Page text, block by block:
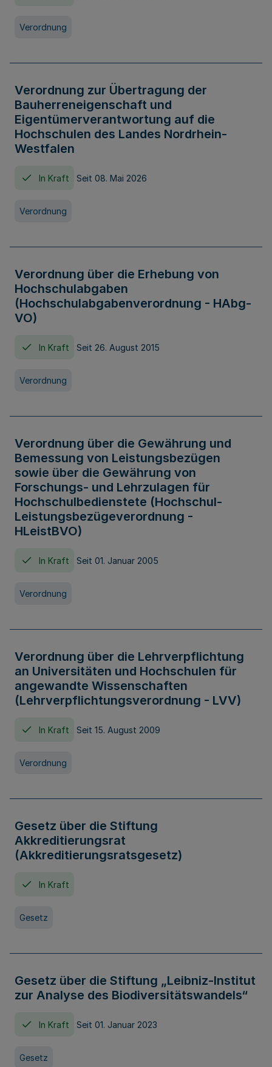
Verordnung
Verordnung zur Übertragung der
Bauherreneigenschaft und
Eigentümerverantwortung auf die
Hochschulen des Landes Nordrhein-
Westfalen
In Kraft Seit 08. Mai 2026
Verordnung
Verordnung über die Erhebung von
Hochschulabgaben
(Hochschulabgabenverordnung - HAbg-
VO)
In Kraft Seit 26. August 2015
Verordnung
Verordnung über die Gewährung und
Bemessung von Leistungsbezügen
sowie über die Gewährung von
Forschungs- und Lehrzulagen für
Hochschulbedienstete (Hochschul-
Leistungsbezügeverordnung -
HLeistBVO)
In Kraft Seit 01. Januar 2005
Verordnung
Verordnung über die Lehrverpflichtung
an Universitäten und Hochschulen für
angewandte Wissenschaften
(Lehrverpflichtungsverordnung - LVV)
In Kraft Seit 15. August 2009
Verordnung
Gesetz über die Stiftung
Akkreditierungsrat
(Akkreditierungsratsgesetz)
In Kraft
Gesetz
Gesetz über die Stiftung „Leibniz-Institut
zur Analyse des Biodiversitätswandels“
In Kraft Seit 01. Januar 2023
Gesetz